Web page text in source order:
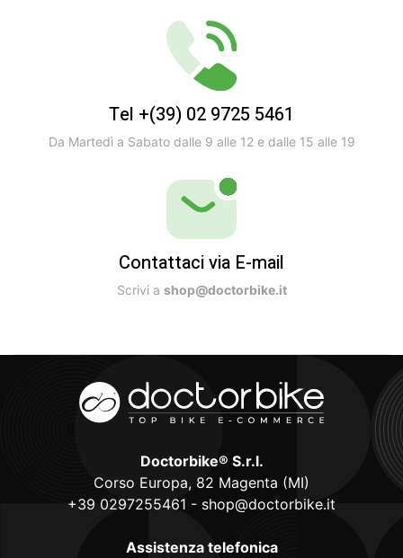
Tel +(39) 02 9725 5461
Da Martedì a Sabato dalle 9 alle 12 e dalle 15 alle 19
Contattaci via E-mail
Scrivi a shop@doctorbike.it
Doctorbike® S.r.l.
Corso Europa, 82 Magenta (MI)
+39 0297255461 - shop@doctorbike.it
Assistenza telefonica